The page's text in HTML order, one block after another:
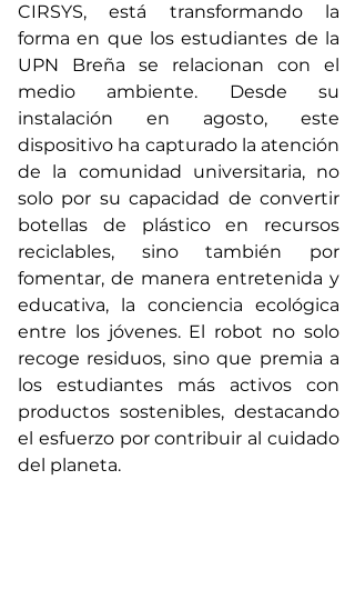
CIRSYS, está transformando la
forma en que los estudiantes de la
UPN Breña se relacionan con el
medio ambiente. Desde su
instalación en agosto, este
dispositivo ha capturado la atención
de la comunidad universitaria, no
solo por su capacidad de convertir
botellas de plástico en recursos
reciclables, sino también por
fomentar, de manera entretenida y
educativa, la conciencia ecológica
entre los jóvenes. El robot no solo
recoge residuos, sino que premia a
los estudiantes más activos con
productos sostenibles, destacando
el esfuerzo por contribuir al cuidado
del planeta.